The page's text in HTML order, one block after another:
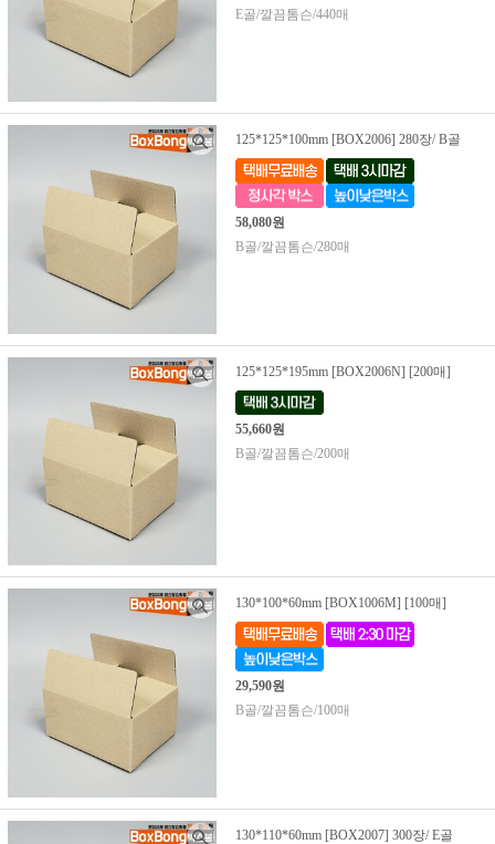
E골/깔끔톰슨/440매
125*125*100mm [BOX2006] 280장/ B골
58,080원
B골/깔끔톰슨/280매
125*125*195mm [BOX2006N] [200매]
55,660원
B골/깔끔톰슨/200매
130*100*60mm [BOX1006M] [100매]
29,590원
B골/깔끔톰슨/100매
130*110*60mm [BOX2007] 300장/ E골